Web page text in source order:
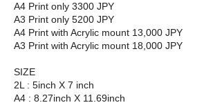
A4 Print only 3300 JPY
A3 Print only 5200 JPY
A4 Print with Acrylic mount 13,000 JPY
A3 Print with Acrylic mount 18,000 JPY
SIZE
2L : 5inch X 7 inch
A4 : 8.27inch X 11.69inch